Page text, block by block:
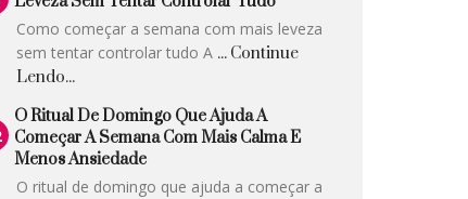
Como começar a semana com mais leveza
sem tentar controlar tudo A ... Continue
Lendo...
O Ritual De Domingo Que Ajuda A
Começar A Semana Com Mais Calma E
Menos Ansiedade
O ritual de domingo que ajuda a começar a